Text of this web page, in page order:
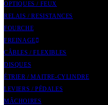
OPTIQUES / FEUX
RELAIS / RESISTANCES
FOURCHE
FREINAGE
CÂBLES / FLEXIBLES
DISQUES
ÉTRIER / MAITRE-CYLINDRE
LEVIERS / PÉDALES
MÂCHOIRES